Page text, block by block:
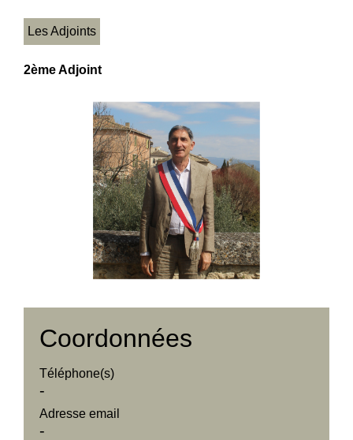
Les Adjoints
2ème Adjoint
Coordonnées
Téléphone(s)
-
Adresse email
-